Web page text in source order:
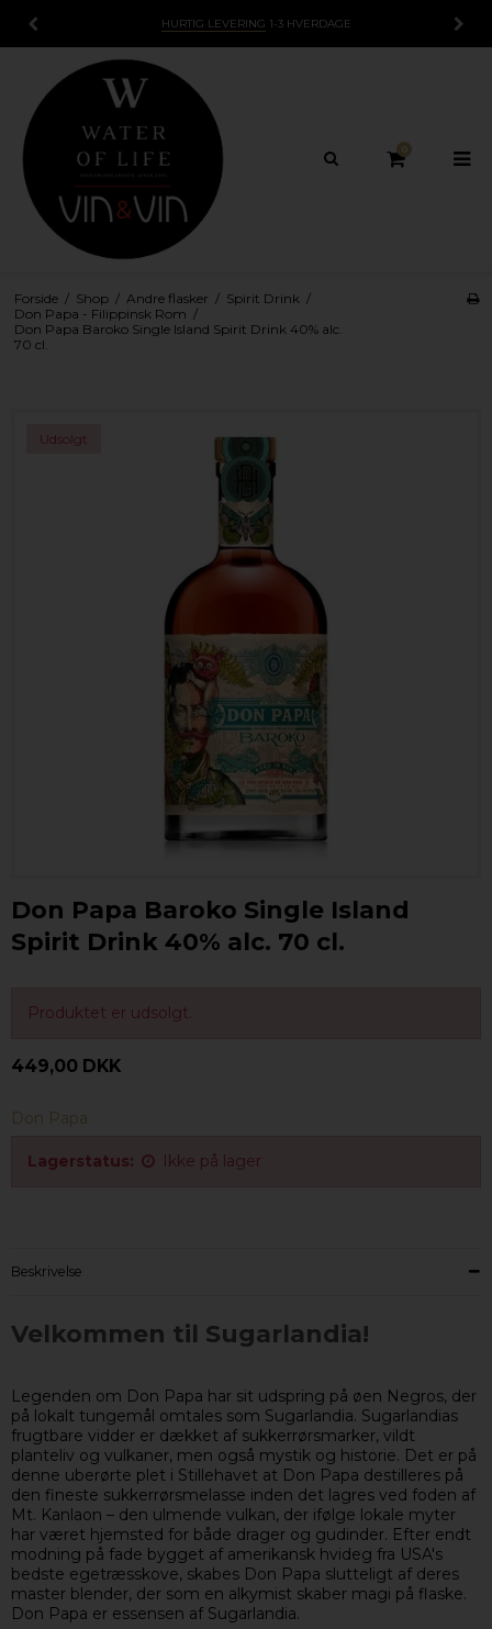
HURTIG LEVERING1-3 HVERDAGE
0
Forside / Shop / Andre flasker / Spirit Drink /
Don Papa - Filippinsk Rom /
Don Papa Baroko Single Island Spirit Drink 40% alc.
70 cl.
Udsolgt
Don Papa Baroko Single Island
Spirit Drink 40% alc. 70 cl.
Produktet er udsolgt.
449,00 DKK
Don Papa
Lagerstatus: Ikke på lager
Beskrivelse
Velkommen til Sugarlandia!
Legenden om Don Papa har sit udspring på øen Negros, der
på lokalt tungemål omtales som Sugarlandia. Sugarlandias
frugtbare vidder er dækket af sukkerrørsmarker, vildt
planteliv og vulkaner, men også mystik og historie. Det er på
denne uberørte plet i Stillehavet at Don Papa destilleres på
den fineste sukkerrørsmelasse inden det lagres ved foden af
Mt. Kanlaon – den ulmende vulkan, der ifølge lokale myter
har været hjemsted for både drager og gudinder. Efter endt
modning på fade bygget af amerikansk hvideg fra USA's
bedste egetræsskove, skabes Don Papa slutteligt af deres
master blender, der som en alkymist skaber magi på flaske.
Don Papa er essensen af Sugarlandia.